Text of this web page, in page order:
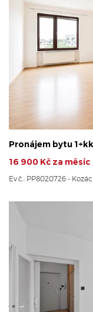
Pronájem bytu
16 900 Kč za měsíc
Ev.č.: PP8020726 -